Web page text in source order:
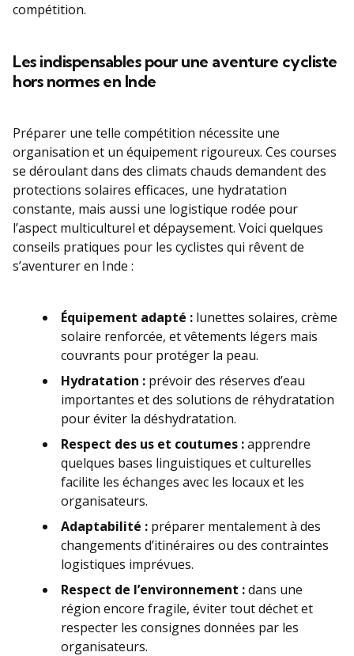
compétition.
Les indispensables pour une aventure cycliste
hors normes en Inde
Préparer une telle compétition nécessite une
organisation et un équipement rigoureux. Ces courses
se déroulant dans des climats chauds demandent des
protections solaires efficaces, une hydratation
constante, mais aussi une logistique rodée pour
l’aspect multiculturel et dépaysement. Voici quelques
conseils pratiques pour les cyclistes qui rêvent de
s’aventurer en Inde :
Équipement adapté : lunettes solaires, crème
solaire renforcée, et vêtements légers mais
couvrants pour protéger la peau.
Hydratation : prévoir des réserves d’eau
importantes et des solutions de réhydratation
pour éviter la déshydratation.
Respect des us et coutumes :apprendre
quelques bases linguistiques et culturelles
facilite les échanges avec les locaux et les
organisateurs.
Adaptabilité : préparer mentalement à des
changements d’itinéraires ou des contraintes
logistiques imprévues.
Respect de l’environnement :dans une
région encore fragile, éviter tout déchet et
respecter les consignes données par les
organisateurs.